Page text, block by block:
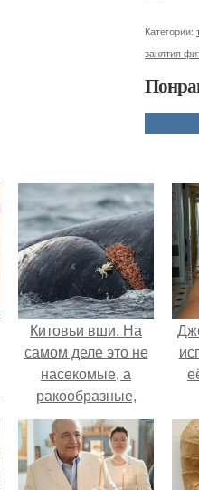
Категории:
занятия
Китовьи вши. На
самом деле это не
насекомые, а
ракообразные,
относящиеся к
бокоплавам.